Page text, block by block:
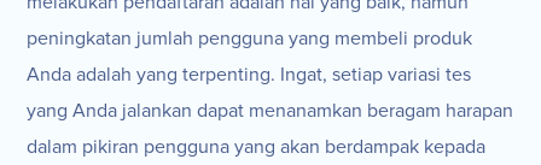
peningkatan jumlah pengguna yang membeli produk
Anda adalah yang terpenting. Ingat, setiap variasi tes
yang Anda jalankan dapat menanamkan beragam harapan
dalam pikiran pengguna yang akan berdampak kepada